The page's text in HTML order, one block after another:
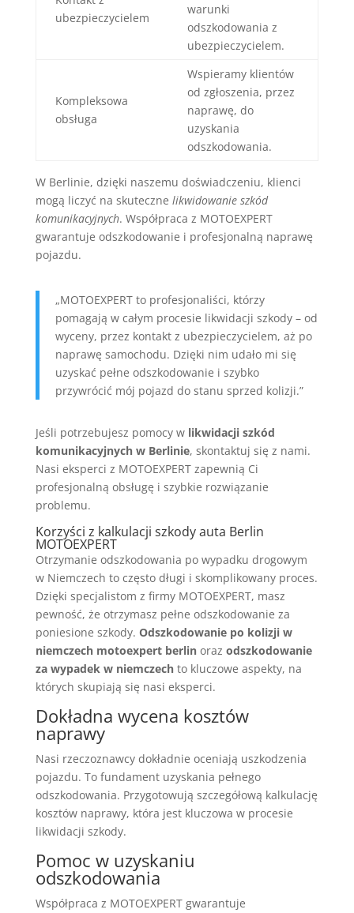
ubezpieczycielem
warunki
odszkodowania z
ubezpieczycielem.
Kompleksowa
obsługa
Wspieramy klientów
od zgłoszenia, przez
naprawę, do
uzyskania
odszkodowania.
W Berlinie, dzięki naszemu doświadczeniu, klienci
mogą liczyć na skuteczne likwidowanie szkód
komunikacyjnych. Współpraca z MOTOEXPERT
gwarantuje odszkodowanie i profesjonalną naprawę
pojazdu.
„MOTOEXPERT to profesjonaliści, którzy
pomagają w całym procesie likwidacji szkody – od
wyceny, przez kontakt z ubezpieczycielem, aż po
naprawę samochodu. Dzięki nim udało mi się
uzyskać pełne odszkodowanie i szybko
przywrócić mój pojazd do stanu sprzed kolizji.”
Jeśli potrzebujesz pomocy w likwidacji szkód
komunikacyjnych w Berlinie, skontaktuj się z nami.
Nasi eksperci z MOTOEXPERT zapewnią Ci
profesjonalną obsługę i szybkie rozwiązanie
problemu.
Korzyści z kalkulacji szkody auta Berlin
MOTOEXPERT
Otrzymanie odszkodowania po wypadku drogowym
w Niemczech to często długi i skomplikowany proces.
Dzięki specjalistom z firmy MOTOEXPERT, masz
pewność, że otrzymasz pełne odszkodowanie za
poniesione szkody. Odszkodowanie po kolizji w
niemczech motoexpert berlinoraz odszkodowanie
za wypadek w niemczechto kluczowe aspekty, na
których skupiają się nasi eksperci.
Dokładna wycena kosztów
naprawy
Nasi rzeczoznawcy dokładnie oceniają uszkodzenia
pojazdu. To fundament uzyskania pełnego
odszkodowania. Przygotowują szczegółową kalkulację
kosztów naprawy, która jest kluczowa w procesie
likwidacji szkody.
Pomoc w uzyskaniu
odszkodowania
Współpraca z MOTOEXPERT gwarantuje